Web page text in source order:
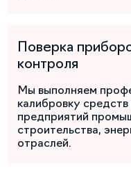
Поверка
контроля
Мы выполняем
калибровку
предприятий
строительства,
отраслей.